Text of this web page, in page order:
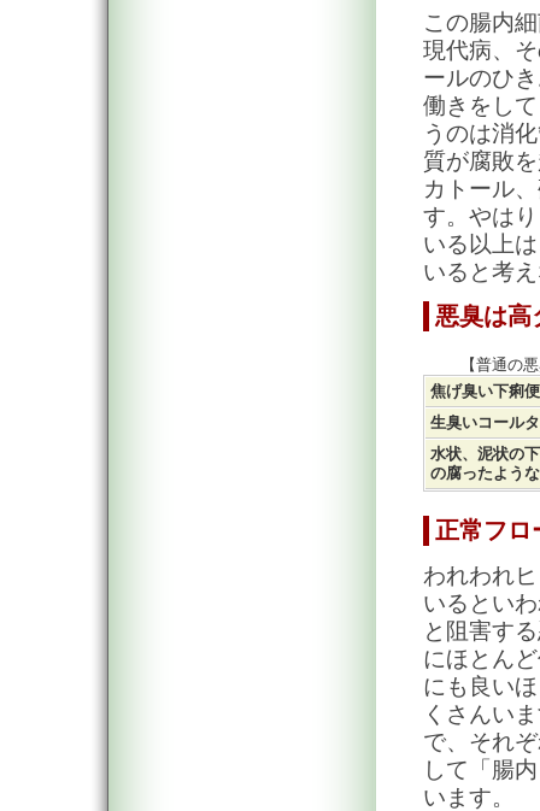
この腸内
現代病、
ールのひ
働きをし
うのは消
質が腐敗
カトール
す。やは
いる以上
いると考
悪臭は高
【普通の
焦げ臭い下痢便
生臭いコール
水状、泥状の
の腐ったよう
正常フロ
われわれ
いるとい
と阻害す
にほとん
にも良い
くさんい
で、それ
して「腸
います。